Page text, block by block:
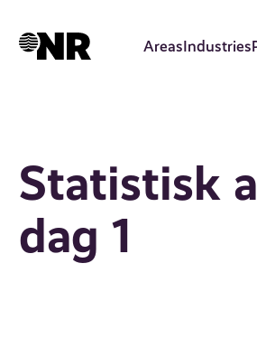
AreasIndustries
Statistisk
dag 1